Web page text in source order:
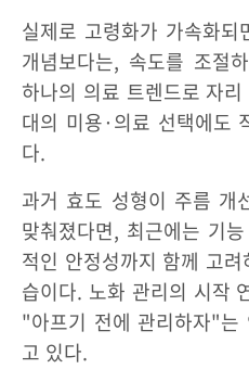
실제로 고령화가 가속화
개념보다는, 속도를 조절
하나의 의료 트렌드로 자
대의 미용·의료 선택에도
다.
과거 효도 성형이 주름 개
맞춰졌다면, 최근에는 기
적인 안정성까지 함께 고
습이다. 노화 관리의 시작
"아프기 전에 관리하자"는
고 있다.